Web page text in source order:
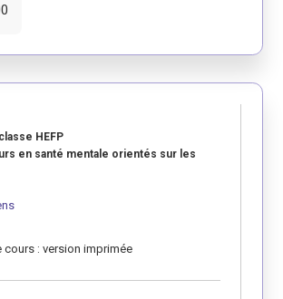
HEFP
en santé mentale orientés sur les
cours : version imprimée